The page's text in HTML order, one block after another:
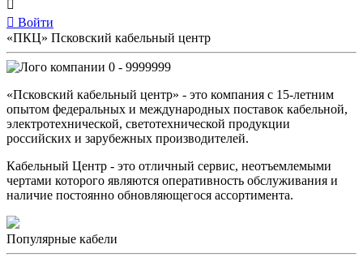
Войти
«ПКЦ» Псковский кабельный центр
0 - 9999999
«Псковский кабельный центр» - это компания с 15-летним
опытом федеральных и международных поставок кабельной,
электротехнической, светотехнической продукции
российских и зарубежных производителей.
Кабельный Центр - это отличный сервис, неотъемлемыми
чертами которого являются оперативность обслуживания и
наличие постоянно обновляющегося ассортимента.
Популярные кабели